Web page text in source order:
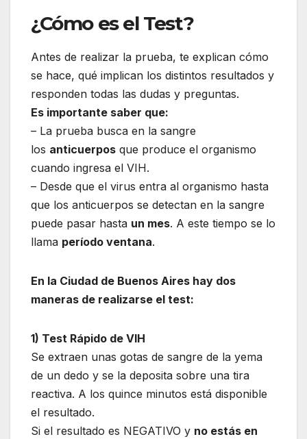
¿Cómo es el Test?
Antes de realizar la prueba, te explican cómo
se hace, qué implican los distintos resultados y
responden todas las dudas y preguntas.
Es importante saber que:
– La prueba busca en la sangre
los anticuerpos que produce el organismo
cuando ingresa el VIH.
– Desde que el virus entra al organismo hasta
que los anticuerpos se detectan en la sangre
puede pasar hasta un mes. A este tiempo se lo
llama período ventana.
En la Ciudad de Buenos Aires hay dos
maneras de realizarse el test:
1) Test Rápido de VIH
Se extraen unas gotas de sangre de la yema
de un dedo y se la deposita sobre una tira
reactiva. A los quince minutos está disponible
el resultado.
Si el resultado es NEGATIVO y no estás en